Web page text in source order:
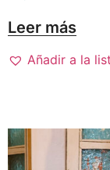
Leer más
Añadir a la